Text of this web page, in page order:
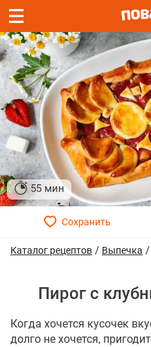
55 мин
Каталог рецептов / Выпечка /
Пирог с
Когда хочется кусочек
долго не хочется,